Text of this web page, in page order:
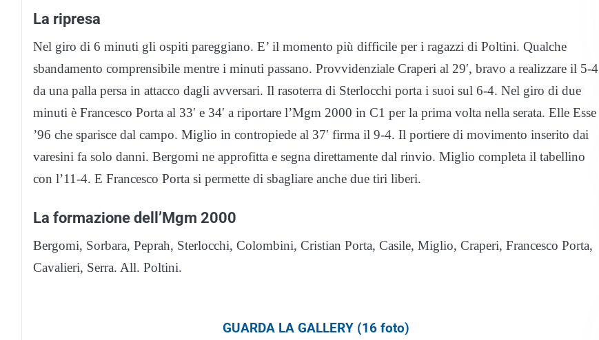
La ripresa
Nel giro di 6 minuti gli ospiti pareggiano. E’ il momento più difficile per i ragazzi di Poltini. Qualche
sbandamento comprensibile mentre i minuti passano. Provvidenziale Craperi al 29′, bravo a realizzare il 5-4
da una palla persa in attacco dagli avversari. Il rasoterra di Sterlocchi porta i suoi sul 6-4. Nel giro di due
minuti è Francesco Porta al 33′ e 34′ a riportare l’Mgm 2000 in C1 per la prima volta nella serata. Elle Esse
’96 che sparisce dal campo. Miglio in contropiede al 37′ firma il 9-4. Il portiere di movimento inserito dai
varesini fa solo danni. Bergomi ne approfitta e segna direttamente dal rinvio. Miglio completa il tabellino
con l’11-4. E Francesco Porta si permette di sbagliare anche due tiri liberi.
La formazione dell’Mgm 2000
Bergomi, Sorbara, Peprah, Sterlocchi, Colombini, Cristian Porta, Casile, Miglio, Craperi, Francesco Porta,
Cavalieri, Serra. All. Poltini.
GUARDA LA GALLERY (16 foto)